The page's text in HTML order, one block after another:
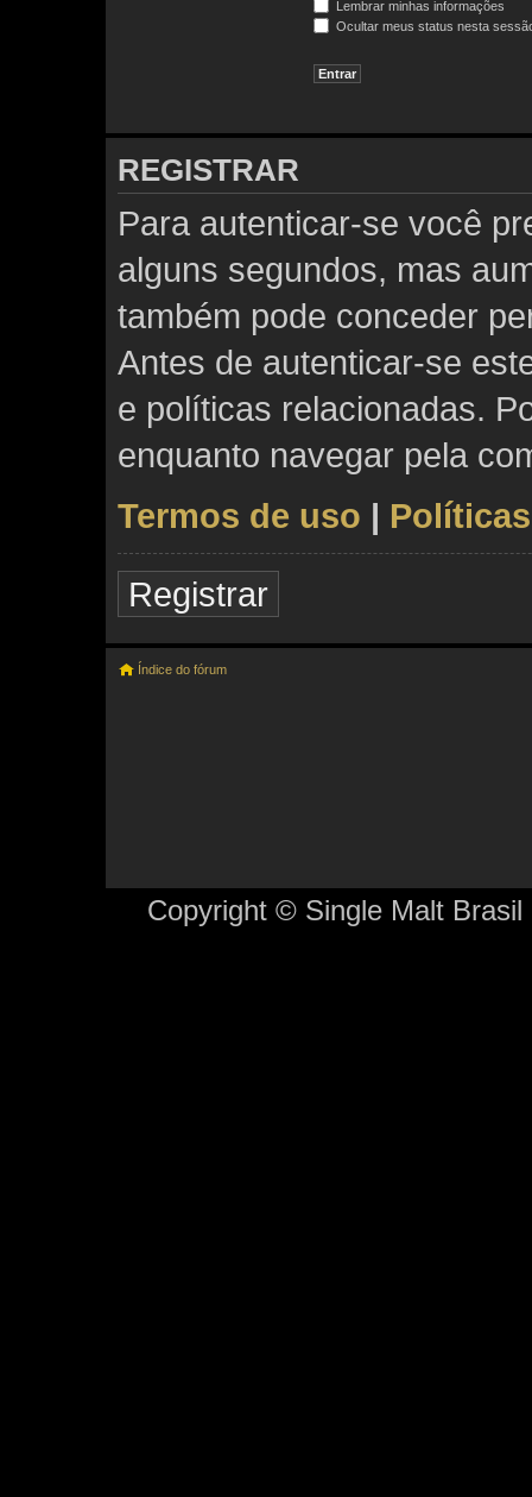
Lembrar minhas informações
Ocultar meus status nesta
REGISTRAR
Para autenticar-se você
alguns segundos, mas
também pode conceder
Antes de autenticar-se
e políticas relacionadas.
enquanto navegar pela
Termos de uso |
Registrar
Índice do fórum
Copyright © Single Malt